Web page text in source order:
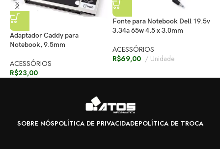
Adaptador Caddy para
Notebook, 9.5mm
ACESSÓRIOS
R$23,00
Fonte para Notebook Dell 19.5v
3.34a 65w 4.5 x 3.0mm
ACESSÓRIOS
R$69,00 Unidade
SOBRE NÓSPOLÍTICA DE PRIVACIDADEPOLÍTICA DE TROCA